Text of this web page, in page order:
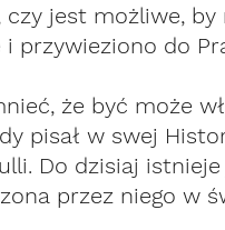
jest możliwe,
przywieziono do
że być może
pisał w swej
Do dzisiaj
przez niego w